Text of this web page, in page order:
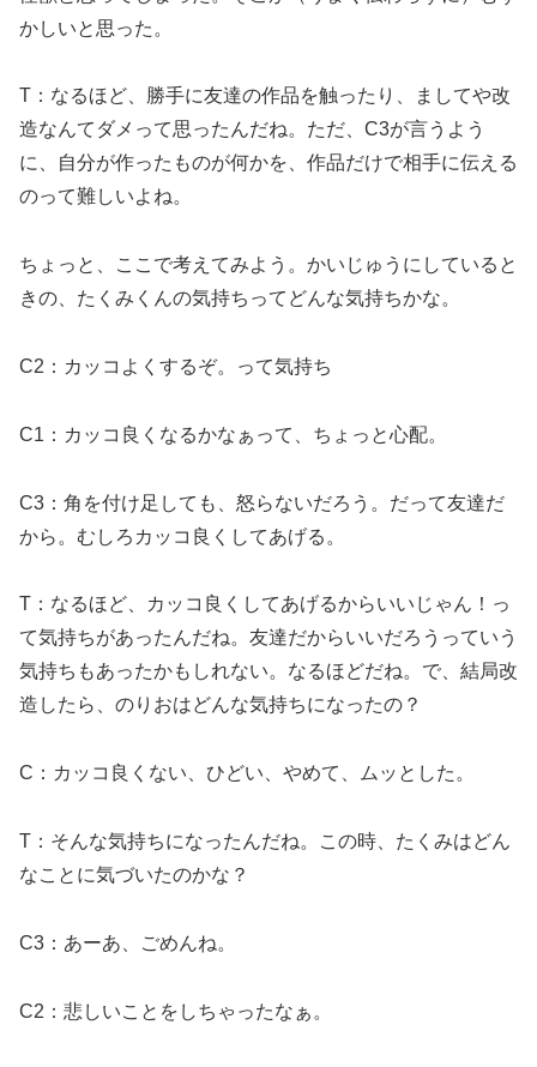
かしいと思った。
T：なるほど、勝手に友達の作品を触ったり、ましてや改
造なんてダメって思ったんだね。ただ、C3が言うよう
に、自分が作ったものが何かを、作品だけで相手に伝える
のって難しいよね。
ちょっと、ここで考えてみよう。かいじゅうにしていると
きの、たくみくんの気持ちってどんな気持ちかな。
C2：カッコよくするぞ。って気持ち
C1：カッコ良くなるかなぁって、ちょっと心配。
C3：角を付け足しても、怒らないだろう。だって友達だ
から。むしろカッコ良くしてあげる。
T：なるほど、カッコ良くしてあげるからいいじゃん！っ
て気持ちがあったんだね。友達だからいいだろうっていう
気持ちもあったかもしれない。なるほどだね。で、結局改
造したら、のりおはどんな気持ちになったの？
C：カッコ良くない、ひどい、やめて、ムッとした。
T：そんな気持ちになったんだね。この時、たくみはどん
なことに気づいたのかな？
C3：あーあ、ごめんね。
C2：悲しいことをしちゃったなぁ。